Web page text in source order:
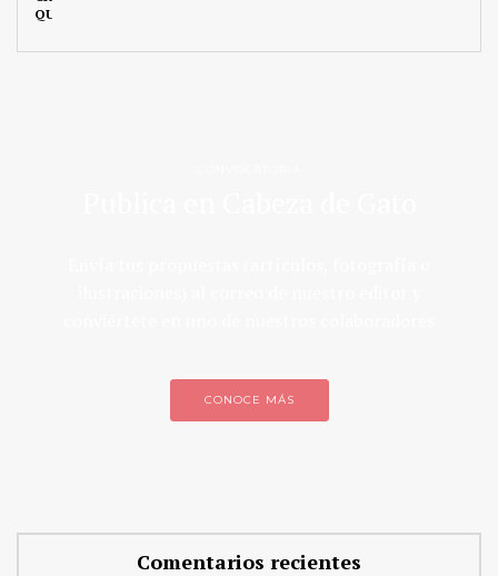
CONOCE MÁS
Comentarios recientes